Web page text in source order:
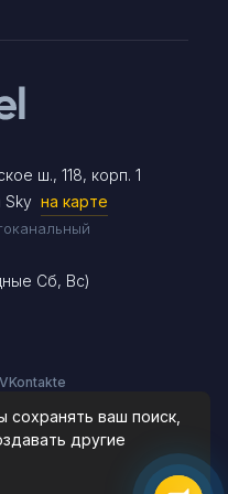
ш., 118, корп. 1
Sky на карте
Сб, Вс)
VKontakte
87
до 18:30
сохранять ваш поиск,
другие